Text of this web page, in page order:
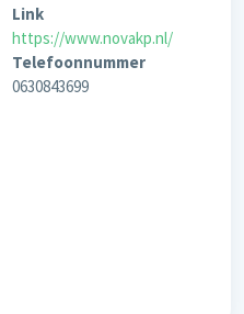
Link
https://www.novakp.nl/
Telefoonnummer
0630843699